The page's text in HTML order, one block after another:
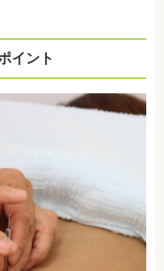
イント